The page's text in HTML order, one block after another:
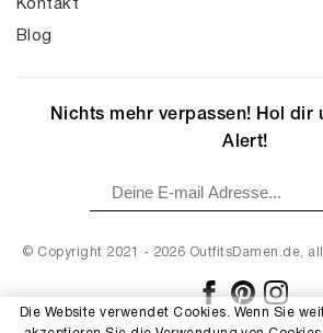
Kontakt
Blog
© Copyright 2021 - 2026 OutfitsDamen.de,
Nichts mehr verpassen! Hol dir
Alert!
Die Website verwendet Cookies. Wenn Sie